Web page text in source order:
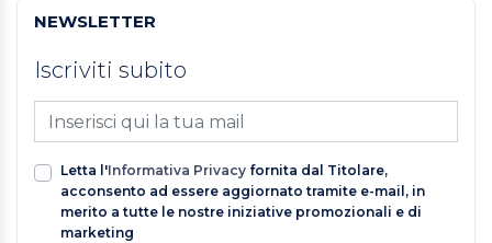
NEWSLETTER
Iscriviti subito
Letta l'Informativa Privacy fornita dal Titolare,
acconsento ad essere aggiornato tramite e-mail, in
merito a tutte le nostre iniziative promozionali e di
marketing